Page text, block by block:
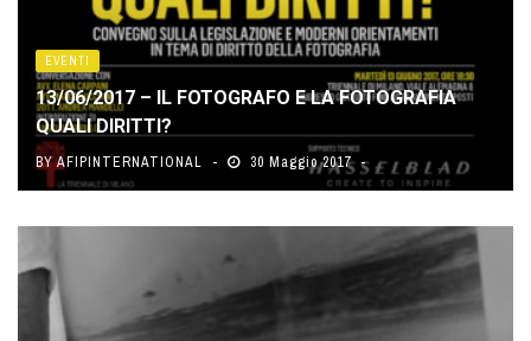
EVENTI
13/06/2017 – IL FOTOGRAFO E LA FOTOGRAFIA
QUALI DIRITTI?
BYAFIPINTERNATIONAL 30 Maggio 2017